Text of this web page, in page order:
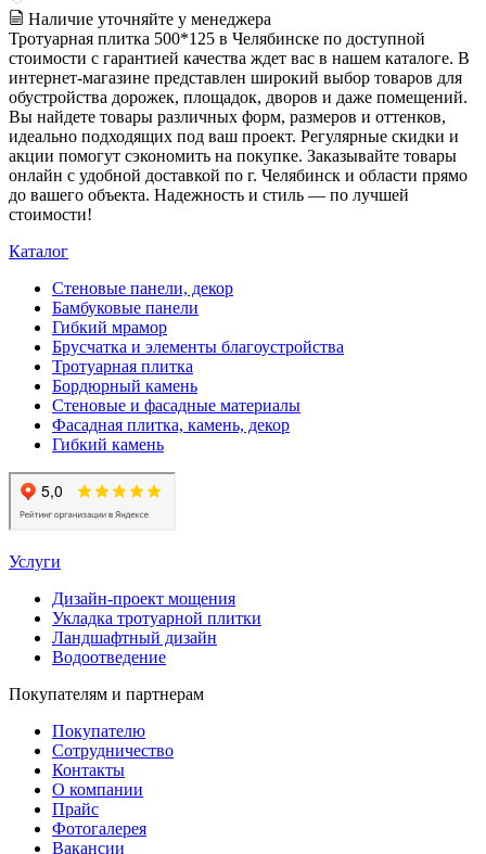
Наличие уточняйте у менеджера
Тротуарная плитка 500*125 в Челябинске по доступной
стоимости с гарантией качества ждет вас в нашем каталоге. В
интернет-магазине представлен широкий выбор товаров для
обустройства дорожек, площадок, дворов и даже помещений.
Вы найдете товары различных форм, размеров и оттенков,
идеально подходящих под ваш проект. Регулярные скидки и
акции помогут сэкономить на покупке. Заказывайте товары
онлайн с удобной доставкой по г. Челябинск и области прямо
до вашего объекта. Надежность и стиль — по лучшей
стоимости!
Каталог
Стеновые панели, декор
Бамбуковые панели
Гибкий мрамор
Брусчатка и элементы благоустройства
Тротуарная плитка
Бордюрный камень
Стеновые и фасадные материалы
Фасадная плитка, камень, декор
Гибкий камень
Услуги
Дизайн-проект мощения
Укладка тротуарной плитки
Ландшафтный дизайн
Водоотведение
Покупателям и партнерам
Покупателю
Сотрудничество
Контакты
О компании
Прайс
Фотогалерея
Вакансии